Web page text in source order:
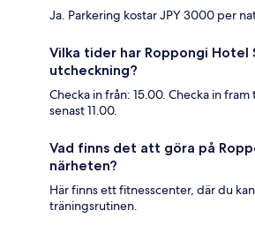
Ja. Parkering kostar JPY 3000 per
Vilka tider har Roppongi
utcheckning?
Checka in från: 15.00. Checka in
senast 11.00.
Vad finns det att göra på
närheten?
Här finns ett fitnesscenter, där du
träningsrutinen.